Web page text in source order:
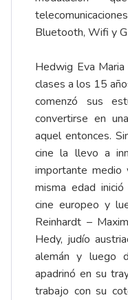
Bluetooth, Wifi y
Hedwig Eva
clases a los 15
comenzó sus
convertirse en
aquel entonces.
cine la llevo a
importante
misma edad
cine europeo y
Reinhardt –
Hedy, judío
alemán y luego
apadrinó en su
trabajo con su